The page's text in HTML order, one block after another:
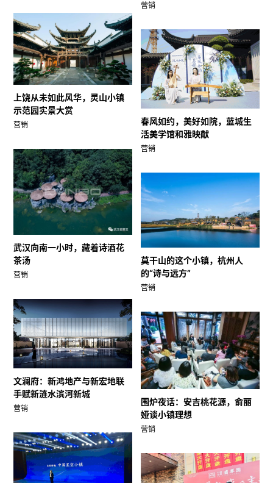
营销
上饶从未如此风华，灵山小镇
示范园实景大赏
营销
春风如约，美好如院，蓝城生
活美学馆和雅映献
营销
武汉向南一小时，藏着诗酒花
茶汤
营销
莫干山的这个小镇，杭州人
的“诗与远方”
营销
文澜府：新鸿地产与新宏地联
手赋新涟水滨河新城
营销
围炉夜话：安吉桃花源，俞丽
娅谈小镇理想
营销